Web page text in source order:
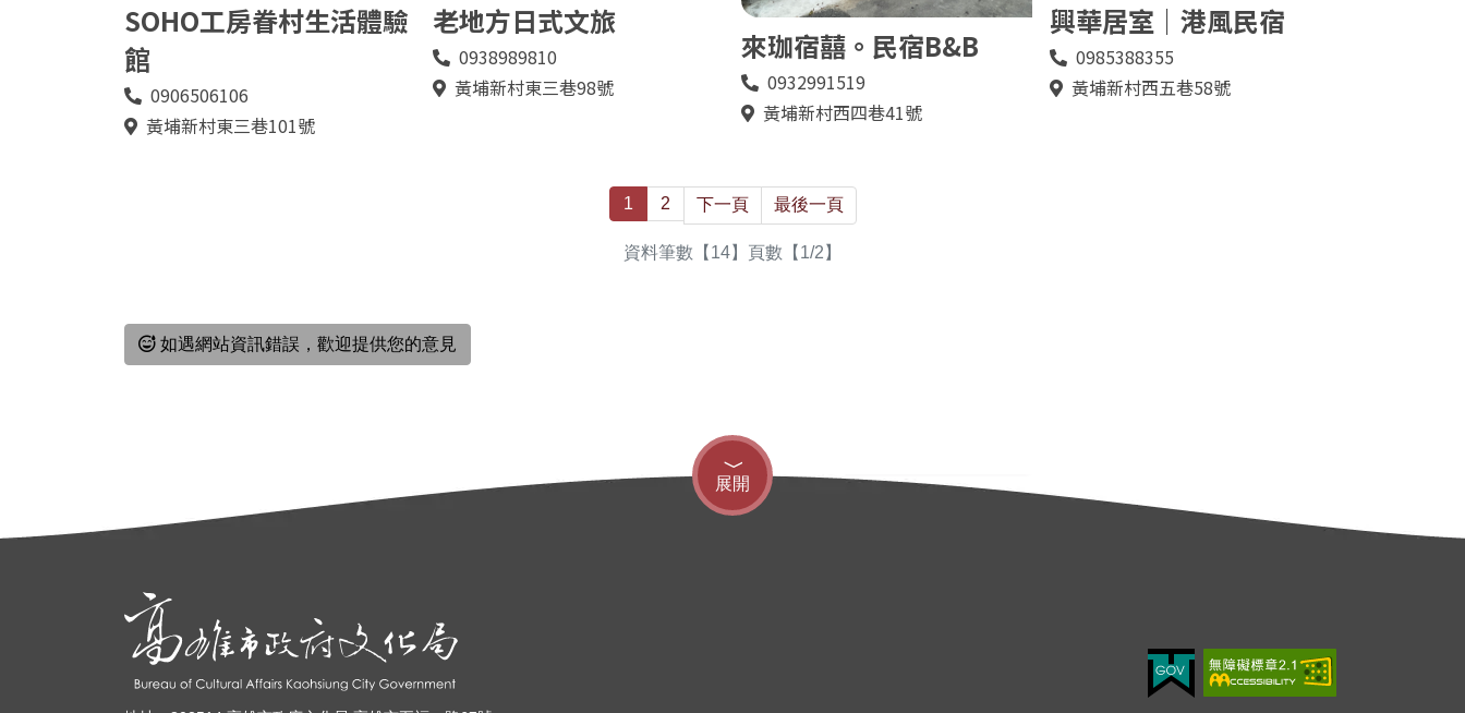
SOHO工房眷村生活體驗
館
電0906506106
地黃埔新村東三巷101號
老地方日式文旅
電0938989810
地黃埔新村東三巷98號
來珈宿囍。民宿B&B
電
0932991519
地黃埔新村西四巷41號
興華居室｜港風民宿
電0985388355
地黃埔新村西五巷58號
1 2 下一頁 最後一頁
資料筆數【14】頁數【1/2】
如遇網站資訊錯誤，歡迎提供您的意見
展開